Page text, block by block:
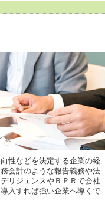
性などを決定する企業の経
会計のような報告義務や法
リジェンスやＢＰＲで会社
入すれば強い企業へ導くで